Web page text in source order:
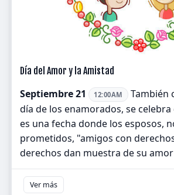
Día del Amor y la Amistad
Septiembre 21 12:00AM
También
día de los enamorados, se
es una fecha donde los esposos,
prometidos, "amigos con
derechos dan muestra de su
Ver más